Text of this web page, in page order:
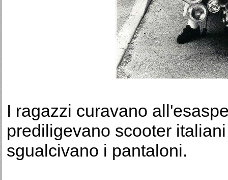
I ragazzi curavano
prediligevano scooter
sgualcivano i pantaloni.